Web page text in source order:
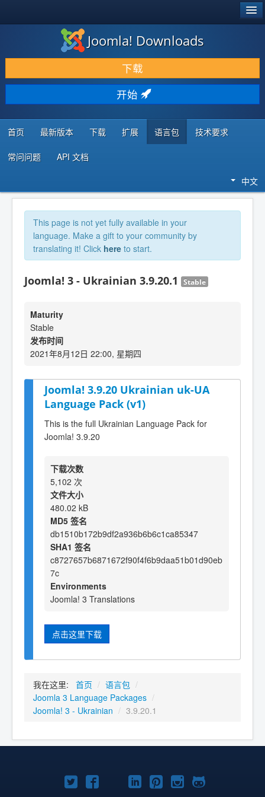
下载 & 扩展
发现 & 学习
社区 & 支持
开发者资源
Joomla! Downloads
下载
开始
首页 最新版本 下载 扩展 语言包 技术要求
常问问题 API 文档
中文
This page is not yet fully available in your
language. Make a gift to your community by
translating it! Click here to start.
Joomla! 3 - Ukrainian 3.9.20.1 Stable
Maturity
Stable
发布时间
2021年8月12日 22:00, 星期四
Joomla! 3.9.20 Ukrainian uk-UA
Language Pack (v1)
This is the full Ukrainian Language Pack for
Joomla! 3.9.20
下载次数
5,102 次
文件大小
480.02 kB
MD5 签名
db1510b172b9df2a936b6b6c1ca85347
SHA1 签名
c8727657b6871672f90f4f6b9daa51b01d90eb
7c
Environments
Joomla! 3 Translations
点击这里下载
我在这里: 首页 / 语言包 /
Joomla 3 Language Packages /
Joomla! 3 - Ukrainian / 3.9.20.1
TwitterFacebookYouTube
LinkedIn
Pinterest
Instagram
GitHub